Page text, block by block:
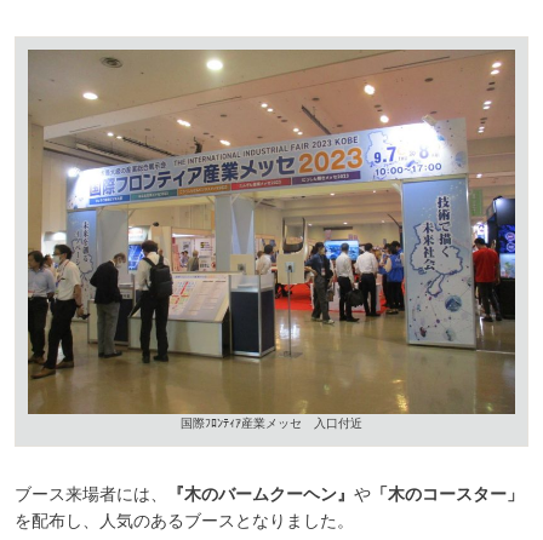
国際ﾌﾛﾝﾃｨｱ産業メッセ 入口付近
ブース来場者には、 『木のバームクーヘン』 や 「木のコースター」
を配布し、人気のあるブースとなりました。